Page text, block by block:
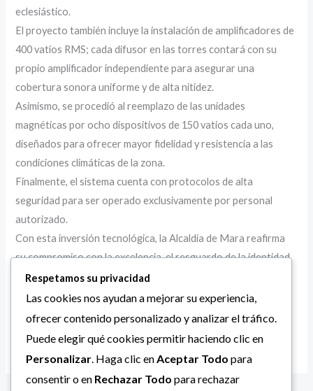
eclesiástico.
El proyecto también incluye la instalación de amplificadores de
400 vatios RMS; cada difusor en las torres contará con su
propio amplificador independiente para asegurar una
cobertura sonora uniforme y de alta nitidez.
Asimismo, se procedió al reemplazo de las unidades
magnéticas por ocho dispositivos de 150 vatios cada uno,
diseñados para ofrecer mayor fidelidad y resistencia a las
condiciones climáticas de la zona.
Finalmente, el sistema cuenta con protocolos de alta
seguridad para ser operado exclusivamente por personal
autorizado.
Con esta inversión tecnológica, la Alcaldía de Mara reafirma
su compromiso con la excelencia, el resguardo de la identidad
cultural y la promoción del evangelio en el municipio, logrando
que la «voz de la Iglesia» siga resonando con fuerza y claridad
en el corazón de la grey de esta localidad zuliana.
Respetamos su privacidad
Las cookies nos ayudan a mejorar su experiencia,
ofrecer contenido personalizado y analizar el tráfico.
Puede elegir qué cookies permitir haciendo clic en
Personalizar. Haga clic enAceptar Todo para
consentir o en Rechazar Todo para rechazar